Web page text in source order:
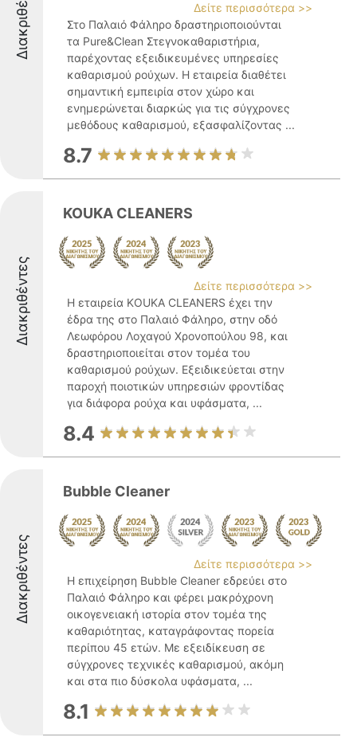
Δείτε περισσότερα >>
Στο Παλαιό Φάληρο δραστηριοποιούνται
τα Pure&Clean Στεγνοκαθαριστήρια,
παρέχοντας εξειδικευμένες υπηρεσίες
καθαρισμού ρούχων. Η εταιρεία διαθέτει
σημαντική εμπειρία στον χώρο και
ενημερώνεται διαρκώς για τις σύγχρονες
μεθόδους καθαρισμού, εξασφαλίζοντας ...
8.7
Διακριθέντες
KOUKA CLEANERS
Δείτε περισσότερα >>
Η εταιρεία KOUKA CLEANERS έχει την
έδρα της στο Παλαιό Φάληρο, στην οδό
Λεωφόρου Λοχαγού Χρονοπούλου 98, και
δραστηριοποιείται στον τομέα του
καθαρισμού ρούχων. Εξειδικεύεται στην
παροχή ποιοτικών υπηρεσιών φροντίδας
για διάφορα ρούχα και υφάσματα, ...
8.4
Διακριθέντες
Bubble Cleaner
Δείτε περισσότερα >>
Η επιχείρηση Bubble Cleaner εδρεύει στο
Παλαιό Φάληρο και φέρει μακρόχρονη
οικογενειακή ιστορία στον τομέα της
καθαριότητας, καταγράφοντας πορεία
περίπου 45 ετών. Με εξειδίκευση σε
σύγχρονες τεχνικές καθαρισμού, ακόμη
και στα πιο δύσκολα υφάσματα, ...
8.1